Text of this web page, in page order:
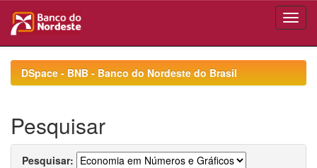
navigationDSpace - BNB - Banco do Nordeste do Brasil
Pesquisar
Pesquisar: